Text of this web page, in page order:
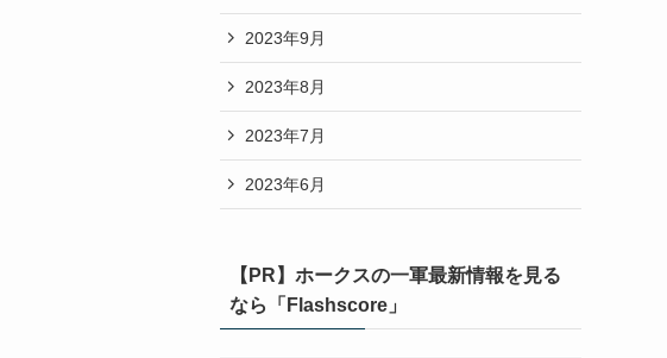
2023年9月
2023年8月
2023年7月
2023年6月
【PR】ホークスの一軍最新情報を見る
なら「Flashscore」